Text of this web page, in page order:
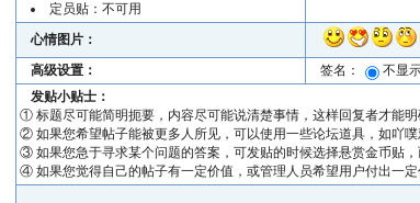
定员贴：不可用
心情图片：
高级设置：
签名： 不显
发贴小贴士：
① 标题尽可能简明扼要，内容尽可能说清楚事情，这样回复者才能
② 如果您希望帖子能被更多人所见，可以使用一些论坛道具，如吖
③ 如果您急于寻求某个问题的答案，可发贴的时候选择悬赏金币贴
④ 如果您觉得自己的帖子有一定价值，或管理人员希望用户付出一